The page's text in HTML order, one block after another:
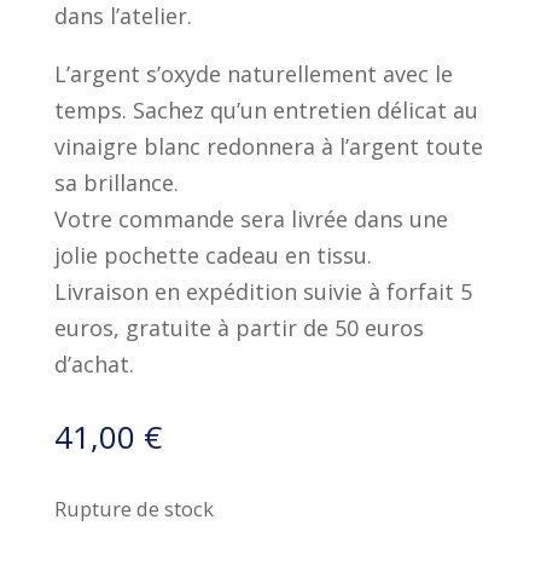
dans l’atelier.
L’argent s’oxyde naturellement avec le
temps. Sachez qu’un entretien délicat au
vinaigre blanc redonnera à l’argent toute
sa brillance.
Votre commande sera livrée dans une
jolie pochette cadeau en tissu.
Livraison en expédition suivie à forfait 5
euros, gratuite à partir de 50 euros
d’achat.
41,00 €
Rupture de stock